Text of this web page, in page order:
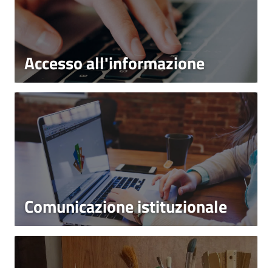
Accesso all'informazione
Comunicazione istituzionale